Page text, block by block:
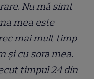
Nu mă simt
mea este
mai mult timp
și cu sora mea.
timpul 24 din